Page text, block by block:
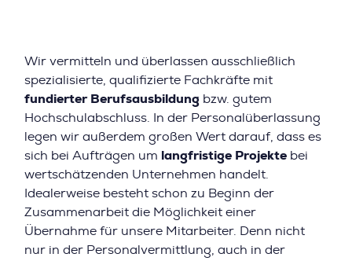
Wir vermitteln und überlassen ausschließlich
spezialisierte, qualifizierte Fachkräfte mit
fundierter Berufsausbildung bzw. gutem
Hochschulabschluss. In der Personalüberlassung
legen wir außerdem großen Wert darauf, dass es
sich bei Aufträgen um langfristige Projekte bei
wertschätzenden Unternehmen handelt.
Idealerweise besteht schon zu Beginn der
Zusammenarbeit die Möglichkeit einer
Übernahme für unsere Mitarbeiter. Denn nicht
nur in der Personalvermittlung, auch in der